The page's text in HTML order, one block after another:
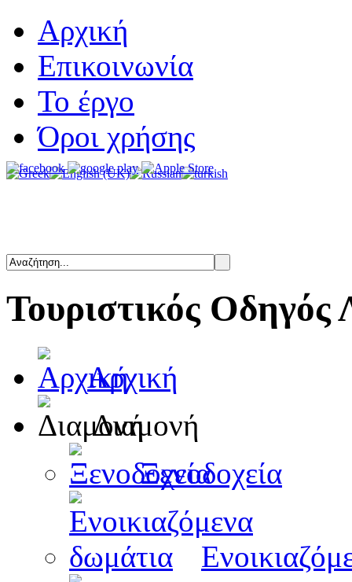
Αρχική
Επικοινωνία
Το έργο
Όροι χρήσης
Τουριστικός Οδηγός
Αρχική
Διαμονή
Ξενοδοχεία